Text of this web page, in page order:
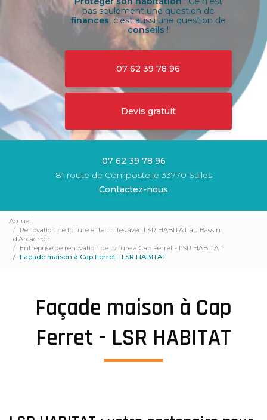
pas seulement une question de
finances, c'est aussi une question de
conseils !
07 62 39 78 96
Devis gratuit
07 62 39 78 96
81 route de Compostelle 33770 Salles
Contactez-nous
Accueil
Rénovation de toiture et termites avec LSR HABITAT au Bassin
d'Arcachon
Entreprise de rénovation de toiture à Cap Ferret - LSR HABITAT
Façade maison à Cap Ferret - LSR HABITAT
Façade maison à Cap
Ferret - LSR HABITAT